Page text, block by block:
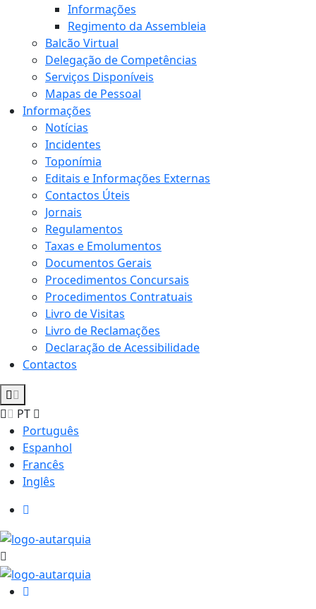
Informações
Regimento da Assembleia
Balcão Virtual
Delegação de Competências
Serviços Disponíveis
Mapas de Pessoal
Informações
Notícias
Incidentes
Toponímia
Editais e Informações Externas
Contactos Úteis
Jornais
Regulamentos
Taxas e Emolumentos
Documentos Gerais
Procedimentos Concursais
Procedimentos Contratuais
Livro de Visitas
Livro de Reclamações
Declaração de Acessibilidade
Contactos
PT
Português
Espanhol
Francês
Inglês